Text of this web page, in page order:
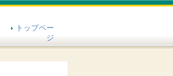
トップペー
ジ